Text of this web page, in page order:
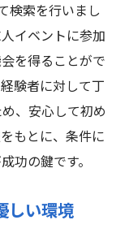
められる理由
守谷市で働く
験者が歓迎
員募集をチ
募する未経
検索を行いまし
イベントに参加
を得ることがで
験者に対して丁
、安心して初め
もとに、条件に
功の鍵です。
しい環境